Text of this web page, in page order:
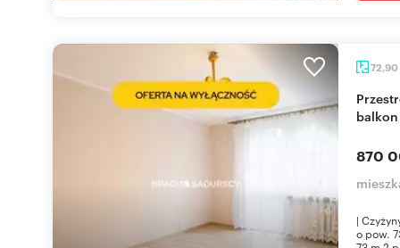
72,90
Przestronne 4-pokojowe mieszkanie 73 m² -
870
|
o pow.